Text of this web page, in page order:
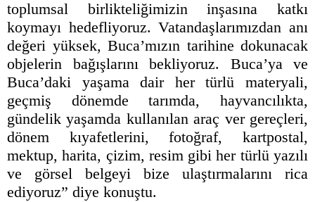
toplumsal birlikteliğimizin inşasına katkı
koymayı hedefliyoruz. Vatandaşlarımızdan anı
değeri yüksek, Buca’mızın tarihine dokunacak
objelerin bağışlarını bekliyoruz. Buca’ya ve
Buca’daki yaşama dair her türlü materyali,
geçmiş dönemde tarımda, hayvancılıkta,
gündelik yaşamda kullanılan araç ver gereçleri,
dönem kıyafetlerini, fotoğraf, kartpostal,
mektup, harita, çizim, resim gibi her türlü yazılı
ve görsel belgeyi bize ulaştırmalarını rica
ediyoruz” diye konuştu.